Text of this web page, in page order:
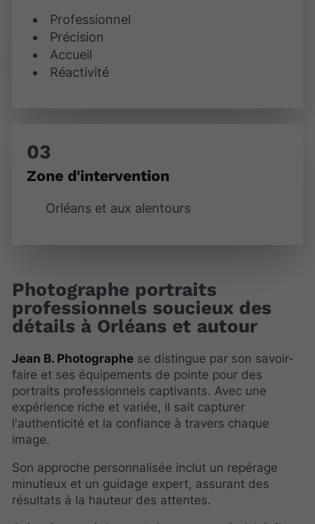
Professionnel
Précision
Accueil
Réactivité
Zone d'intervention
Orléans et aux alentours
Photographe portraits
professionnels soucieux des
détails à Orléans et autour
Jean B. Photographe se distingue par son savoir-
faire et ses équipements de pointe pour des
portraits professionnels captivants. Avec une
expérience riche et variée, il sait capturer
l'authenticité et la confiance à travers chaque
image.
Son approche personnalisée inclut un repérage
minutieux et un guidage expert, assurant des
résultats à la hauteur des attentes.